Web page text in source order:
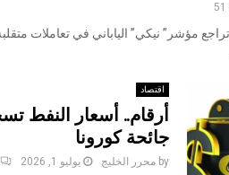
51
في 8 ⁠يوليو /وام/ تراجع مؤشر” نيكي” الياباني في
اقتصاد
أرقام.. أسعار النفط
جائحة كورونا
by محرر الخليج يوليو 1, 2026